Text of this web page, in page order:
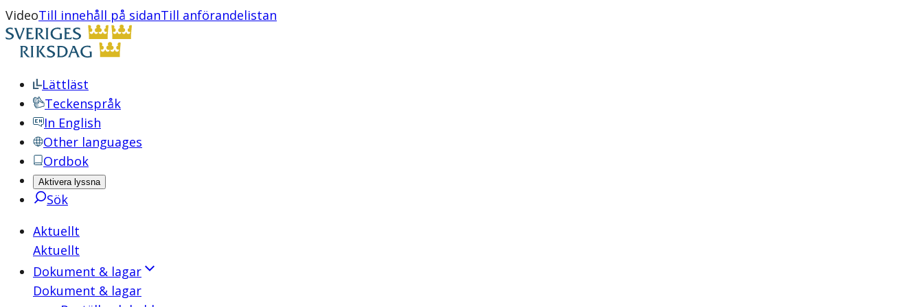
VideoTill innehåll på sidanTill anförandelistan
Lättläst
Teckenspråk
In English
Other languages
Ordbok
Aktivera lyssna
Sök
Aktuellt
Aktuellt
Dokument & lagar
Dokument & lagar